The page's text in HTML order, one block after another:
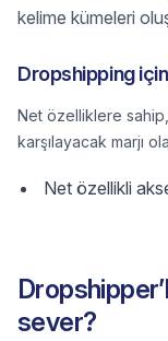
kelime kümeleri
Dropshipping
Net özelliklere
karşılayacak marjı
Net özellikli
sever?